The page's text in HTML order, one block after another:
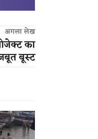
अगला लेख
का
बूस्ट